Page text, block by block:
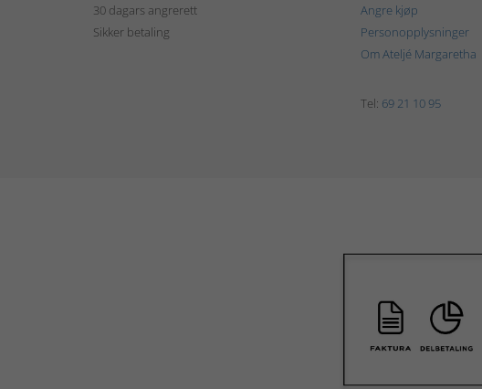
30 dagars angrerett
Sikker betaling
Angre kjøp
Personopplysninger
Om Ateljé Margaretha
Tel: 69 21 10 95